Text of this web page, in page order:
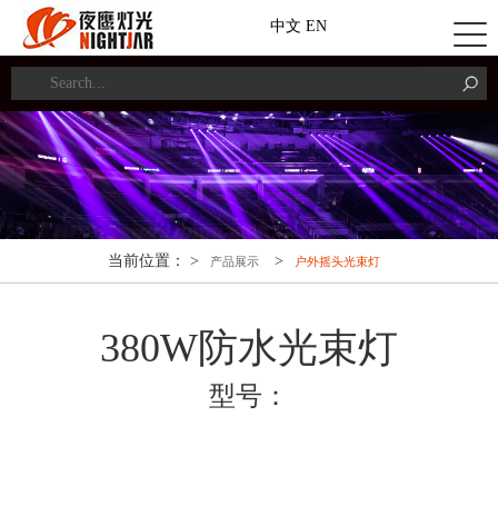
中文 EN
当前位置： > 产品展示 > 户外摇头光束灯
380W防水光束灯
型号：